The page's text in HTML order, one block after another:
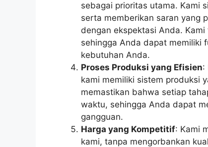
sebagai prioritas utama. Kami
serta memberikan saran yang
dengan ekspektasi Anda.
sehingga Anda dapat memiliki
kebutuhan Anda.
Proses Produksi yang Efisien:
kami memiliki sistem produksi
memastikan bahwa setiap
waktu, sehingga Anda dapat
gangguan.
Harga yang Kompetitif: Kami
kami, tanpa mengorbankan